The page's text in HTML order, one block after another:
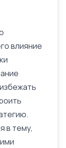
влияние
в тему,